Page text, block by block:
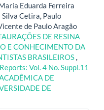
Eduarda Ferreira
Silva Cetira, Paulo
de Paulo Aragão
DE RESINA
E CONHECIMENTO DA
BRASILEIROS,
Vol. 4 No. Suppl.11
DE
DE